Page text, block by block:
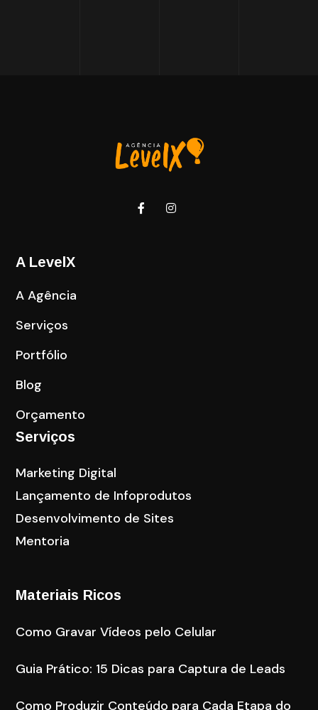
A LevelX
A Agência
Serviços
Portfólio
Blog
Orçamento
Serviços
Marketing Digital
Lançamento de Infoprodutos
Desenvolvimento de Sites
Mentoria
Materiais Ricos
Como Gravar Vídeos pelo Celular
Guia Prático: 15 Dicas para Captura de Leads
Como Produzir Conteúdo para Cada Etapa do